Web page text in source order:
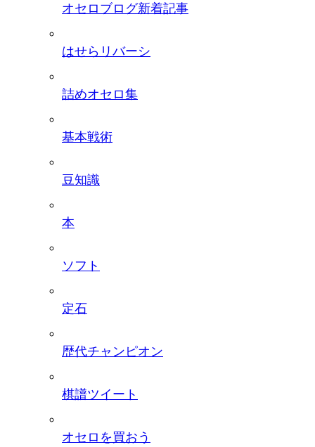
オセロブログ新着記事
はせらリバーシ
詰めオセロ集
基本戦術
豆知識
本
ソフト
定石
歴代チャンピオン
棋譜ツイート
オセロを買おう